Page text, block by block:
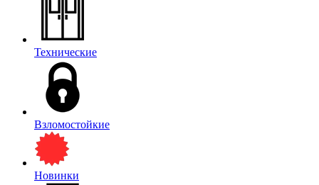
Технические
Взломостойкие
Новинки